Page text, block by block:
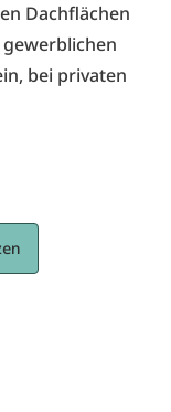
Dachflächen
bei privaten